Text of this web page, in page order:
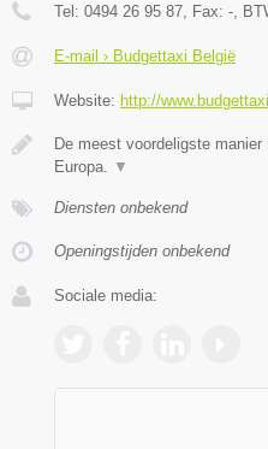
Tel: 0494 26 95 87 , Fax: - ,
E-mail › Budgettaxi België
Website: http://
De meest voordeligste
Europa.
▼
Diensten onbekend
Openingstijden onbekend
Sociale media: